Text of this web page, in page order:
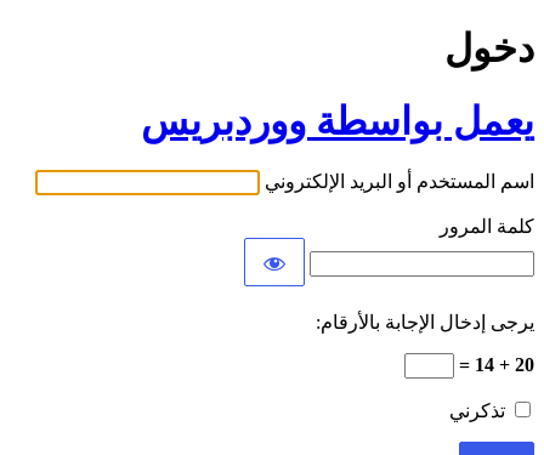
دخول
يعمل بواسطة ووردبريس
اسم المستخدم أو البريد الإلكتروني
كلمة المرور
يرجى إدخال الإجابة بالأرقام:
20 + 14 =
تذكرني